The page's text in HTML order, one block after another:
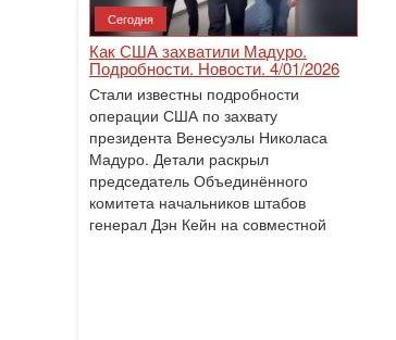
Сегодня
Как США захватили Мадуро.
Подробности. Новости. 4/01/2026
Стали известны подробности
операции США по захвату
президента Венесуэлы Николаса
Мадуро. Детали раскрыл
председатель Объединённого
комитета начальников штабов
генерал Дэн Кейн на совместной